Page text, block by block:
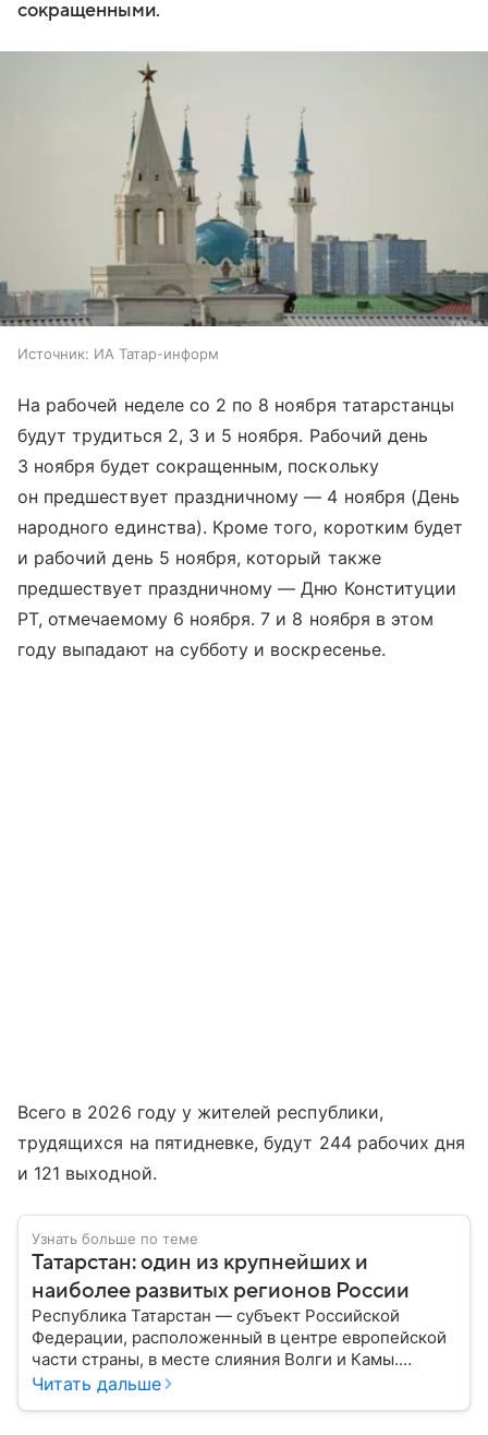
сокращенными.
Источник: ИА Татар-информ
На рабочей неделе со 2 по 8 ноября татарстанцы
будут трудиться 2, 3 и 5 ноября. Рабочий день
3 ноября будет сокращенным, поскольку
он предшествует праздничному — 4 ноября (День
народного единства). Кроме того, коротким будет
и рабочий день 5 ноября, который также
предшествует праздничному — Дню Конституции
РТ, отмечаемому 6 ноября. 7 и 8 ноября в этом
году выпадают на субботу и воскресенье.
Всего в 2026 году у жителей республики,
трудящихся на пятидневке, будут 244 рабочих дня
и 121 выходной.
Узнать больше по теме
Татарстан: один из крупнейших и
наиболее развитых регионов России
Республика Татарстан — субъект Российской
Федерации, расположенный в центре европейской
части страны, в месте слияния Волги и Камы.
Регион считается одним из ведущих
Читать дальше